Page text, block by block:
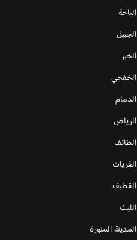
الباحة
الجبيل
الخبر
الخفجي
الدمام
الرياض
الطائف
القريات
القطيف
الليث
المدينة المنورة